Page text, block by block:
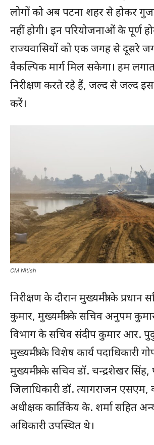
लोगों को अब पटना शहर से होकर
नहीं होगी। इन परियोजनाओं के पूर्ण
राज्यवासियों को एक जगह से दूसरे
वैकल्पिक मार्ग मिल सकेगा। हम
निरीक्षण करते रहे हैं, जल्द से जल्द इस
करें।
CM Nitish
निरीक्षण के दौरान मुख्यमंत्री के प्रधान
कुमार, मुख्यमंत्री के सचिव अनुपम
विभाग के सचिव संदीप कुमार आर.
मुख्यमंत्री के विशेष कार्य पदाधिकारी
मुख्यमंत्री के सचिव डॉ. चन्द्रशेखर
जिलाधिकारी डॉ. त्यागराजन एसएम,
अधीक्षक कार्तिकेय के. शर्मा सहित
अधिकारी उपस्थित थे।